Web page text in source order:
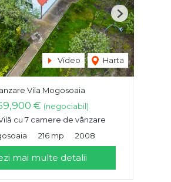
Video Harta
Next
Vila Mogosoaia
€ (negociabil)
cu 7 camere de vânzare
216 mp 2008
mai multe detalii